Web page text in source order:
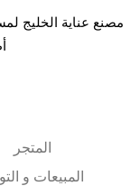
مصنع عناية الخليج
المتجر
المبيعات و